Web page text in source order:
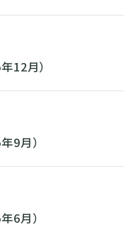
12月）
9月）
6月）